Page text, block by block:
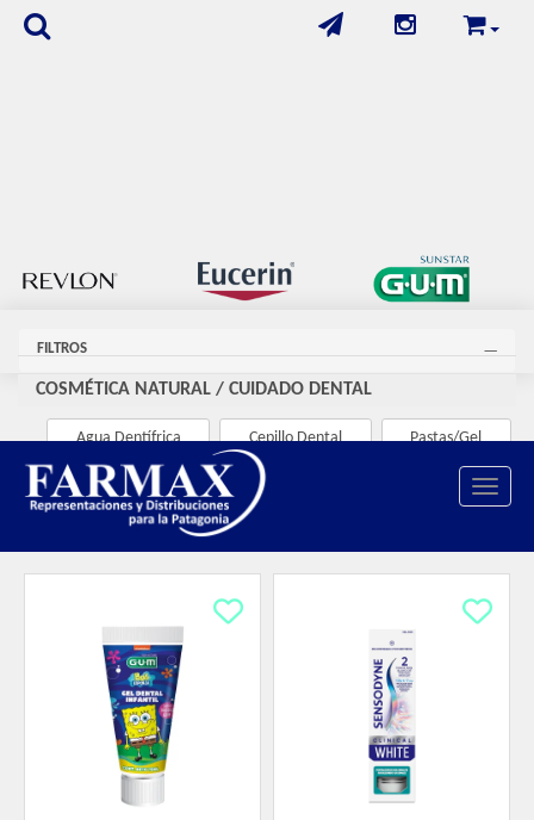
Toggle
FILTROS
COSMÉTICA NATURAL / CUIDADO DENTAL
Agua Dentífrica Cepillo Dental Pastas/Gel
Se encontraron29productos